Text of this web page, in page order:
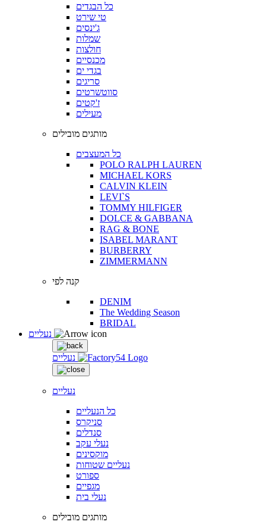
כל הבגדים
טי שירט
ג'ינסים
שמלות
חולצות
מכנסיים
בגדי ים
סריגים
סווטשרטים
ז'קטים
מעילים
מותגים מובילים
כל המעצבים
POLO RALPH LAUREN
MICHAEL KORS
CALVIN KLEIN
LEVI`S
TOMMY HILFIGER
DOLCE & GABBANA
RAG & BONE
ISABEL MARANT
BURBERRY
ZIMMERMANN
קנה לפי
DENIM
The Wedding Season
BRIDAL
נעליים
נעליים
כל הנעליים
סניקרס
סנדלים
נעלי עקב
מוקסינים
נעליים שטוחות
ספורט
מגפיים
נעלי בית
מותגים מובילים